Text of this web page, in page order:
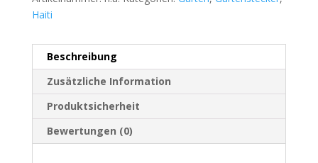
Haiti
Beschreibung
Zusätzliche Information
Produktsicherheit
Bewertungen (0)